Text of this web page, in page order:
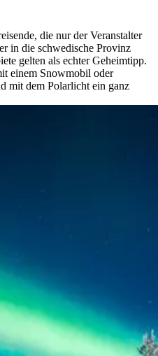
die nur der Veranstalter
in die schwedische Provinz
gelten als echter Geheimtipp.
einem Snowmobil oder
mit dem Polarlicht ein ganz